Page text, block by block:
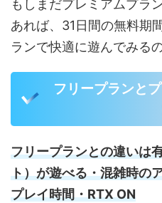
もしまだプレミアムプラ
あれば、31日間の無料期
ランで快適に遊んでみる
フリープランと
フリープランとの違いは
ト）が遊べる・混雑時の
プレイ時間・RTX ON